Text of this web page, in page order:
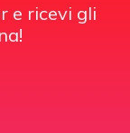
e ricevi gli